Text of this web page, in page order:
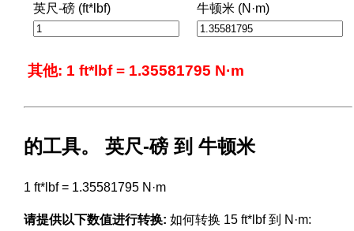
英尺-磅 (ft*lbf) 牛顿米 (N·m)
其他: 1 ft*lbf = 1.35581795 N·m
的工具。 英尺-磅 到 牛顿米
1 ft*lbf = 1.35581795 N·m
请提供以下数值进行转换: 如何转换 15 ft*lbf 到 N·m: